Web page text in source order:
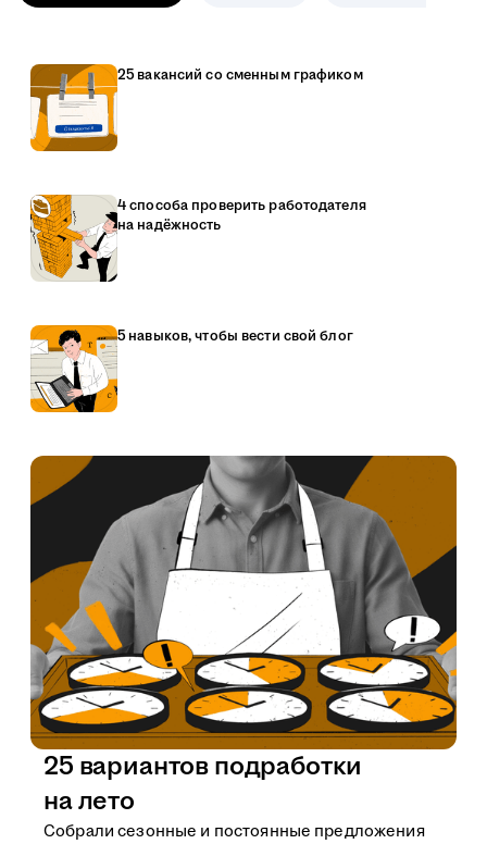
25 вакансий со сменным графиком
4 способа проверить работодателя
на надёжность
5 навыков, чтобы вести свой блог
25 вариантов подработки
на лето
Собрали сезонные и постоянные предложения